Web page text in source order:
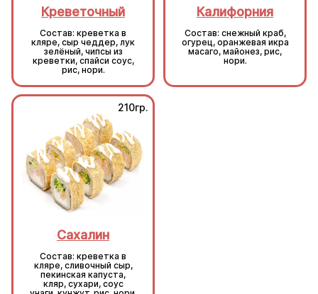
Креветочный
Состав: креветка в
кляре, сыр чеддер, лук
зелёный, чипсы из
креветки, спайси соус,
рис, нори.
Калифорния
Состав: снежный краб,
огурец, оранжевая икра
масаго, майонез, рис,
нори.
210гр.
Сахалин
Состав: креветка в
кляре, сливочный сыр,
пекинская капуста,
кляр, сухари, соус